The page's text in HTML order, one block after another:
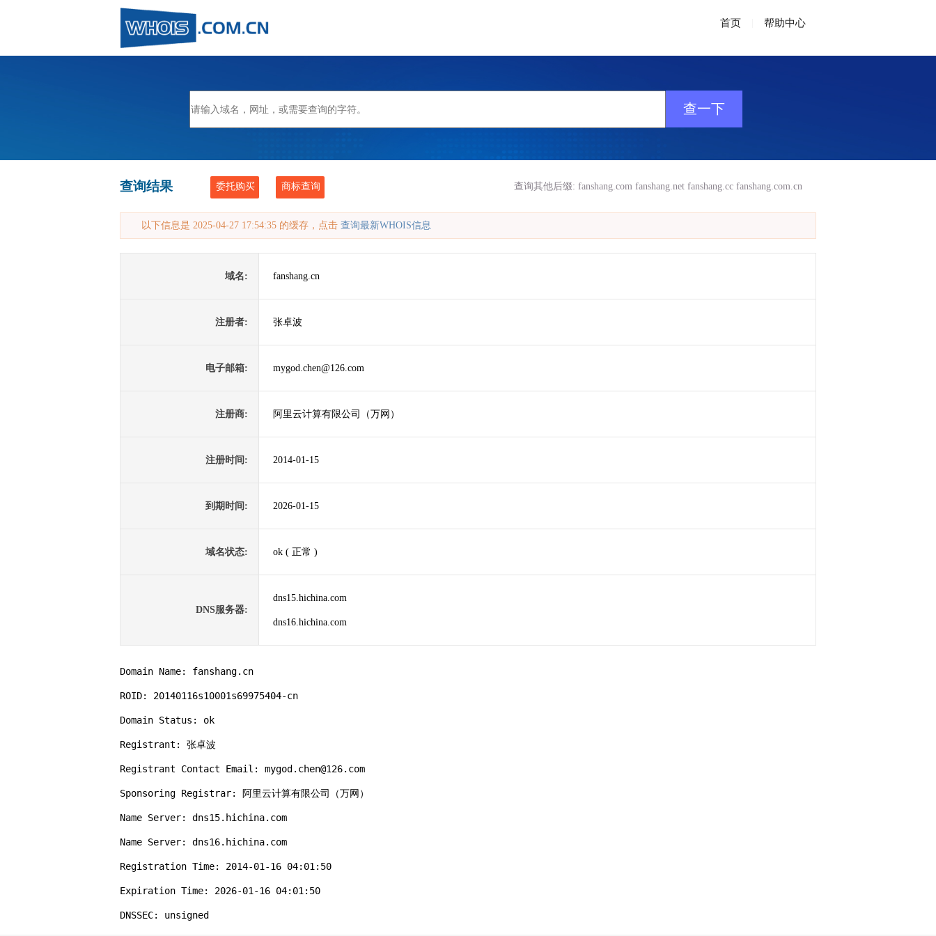
首页 帮助中心
查询结果 委托购买 商标查询 查询其他后缀: fanshang.com fanshang.net fanshang.cc fanshang.com.cn
以下信息是 2025-04-27 17:54:35 的缓存，点击 查询最新WHOIS信息
域名: fanshang.cn
注册者: 张卓波
电子邮箱: mygod.chen@126.com
注册商: 阿里云计算有限公司（万网）
注册时间: 2014-01-15
到期时间: 2026-01-15
域名状态: ok ( 正常 )
DNS服务器:
dns15.hichina.com
dns16.hichina.com
Domain Name: fanshang.cn
ROID: 20140116s10001s69975404-cn
Domain Status: ok
Registrant: 张卓波
Registrant Contact Email: mygod.chen@126.com
Sponsoring Registrar: 阿里云计算有限公司（万网）
Name Server: dns15.hichina.com
Name Server: dns16.hichina.com
Registration Time: 2014-01-16 04:01:50
Expiration Time: 2026-01-16 04:01:50